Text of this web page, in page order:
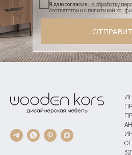
Я даю согласие на обработку
соответствии с политикой